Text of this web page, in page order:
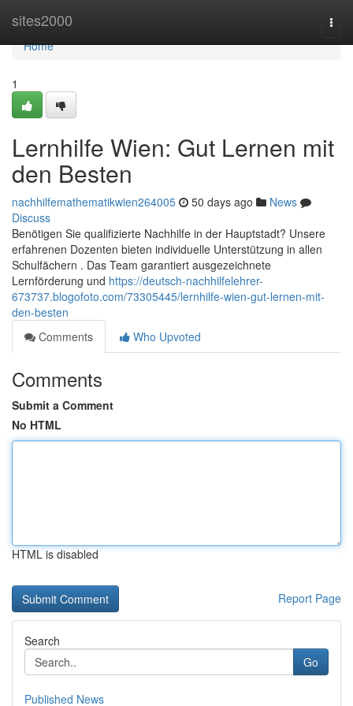
sites2000
Home
Home
1
Lernhilfe Wien: Gut Lernen mit
den Besten
nachhilfemathematikwien264005 50 days ago
News
Discuss
Benötigen Sie qualifizierte Nachhilfe in der Hauptstadt? Unsere
erfahrenen Dozenten bieten individuelle Unterstützung in allen
Schulfächern . Das Team garantiert ausgezeichnete
Lernförderung und https://deutsch-nachhilfelehrer-
673737.blogofoto.com/73305445/lernhilfe-wien-gut-lernen-mit-
den-besten
Comments
Who Upvoted
Comments
Submit a Comment
No HTML
HTML is disabled
Report Page
Search
Go
Published News